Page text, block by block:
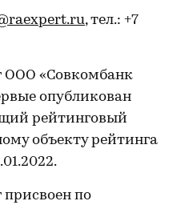
, тел.: +7
ООО «Совкомбанк
опубликован
рейтинговый
объекту рейтинга
по